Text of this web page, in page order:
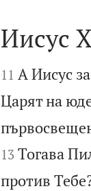

Иисус

11 А Иисус
Царят на
13 Тогава
против